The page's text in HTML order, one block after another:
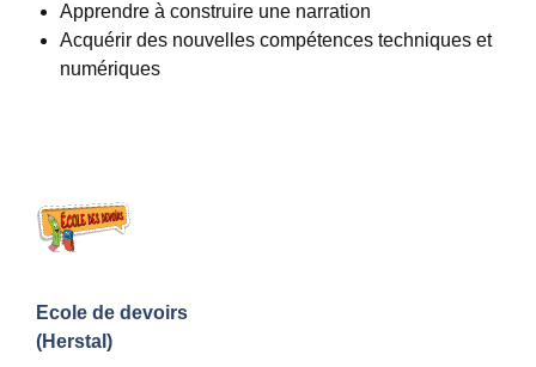
Apprendre à construire une narration
Acquérir des nouvelles compétences techniques et
numériques
Ecole de devoirs
(Herstal)